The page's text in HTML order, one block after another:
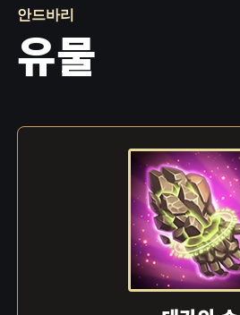
아득해지는 악취가 동굴을 가득
드바리는 사력을 다해 당기고, 또
그리고 잠시 숨을 돌린 후, 마지막
을 짜내 세게 몸을 뒤틀었습니다.
만이 넘쳐 흘렀습니다. 안드바리
를 반대편 손으로 누르며 바깥을
니다. 마치 정을 대고 망치로 내
머리가 터질 듯이 울렸습니다.
고 의식이 흐려지려는 찰나, 동굴
가 번뜩였습니다. 횃불처럼 타오
물의 눈이 흥미롭다는 듯 안드바
습니다. 괴물의 입속에서 길고
안드바리
유물